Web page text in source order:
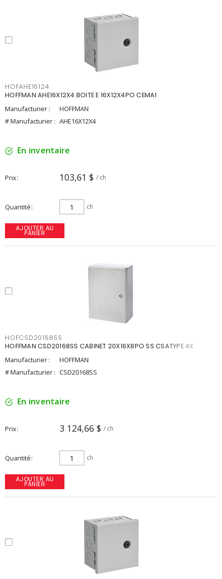
HOFAHE16124
HOFFMAN AHE16X12X4 BOITE E 16X12X4PO CEMA1
Manufacturier :
HOFFMAN
# Manufacturier : AHE16X12X4
En inventaire
Prix 103,61 $ / ch
Quantité ch
AJOUTER AU
PANIER
HOFCSD20168SS
HOFFMAN CSD20168SS CABINET 20X16X8PO SS CSATYPE 4X
Manufacturier :
HOFFMAN
# Manufacturier : CSD20168SS
En inventaire
Prix 3 124,66 $ / ch
Quantité ch
AJOUTER AU
PANIER